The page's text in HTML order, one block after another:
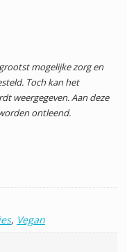
mogelijke zorg en
Toch kan het
weergegeven. Aan deze
ontleend.
, Vegan